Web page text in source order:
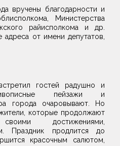
вручены благодарности и
Министерства
райисполкома и др.
адреса от имени депутатов,
гостей радушно и
пейзажи и
города очаровывают. Но
которые продолжают
достижениями,
Праздник продлится до
красочным салютом,